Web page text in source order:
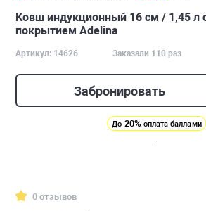
Ковш индукционный 16 см / 1,45 л
покрытием Adelina
Артикул: 14626 Заказали 110 раз
Забронировать
До 20% оплата баллами
0 отзывов